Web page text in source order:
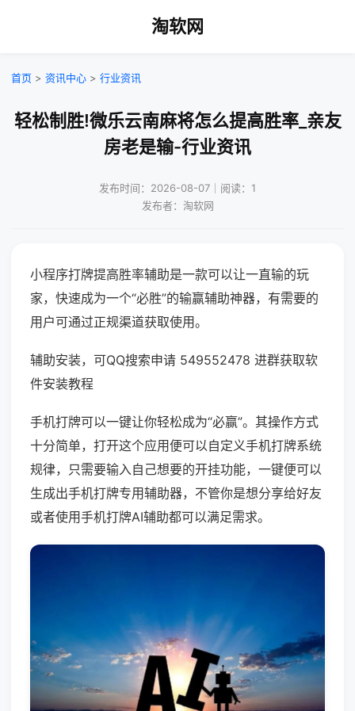
淘软网
首页 > 资讯中心 > 行业资讯
轻松制胜!微乐云南麻将怎么提高胜率_亲友
房老是输-行业资讯
发布时间：2026-08-07｜阅读：1
发布者：淘软网
小程序打牌提高胜率辅助是一款可以让一直输的玩
家，快速成为一个“必胜”的输赢辅助神器，有需要的
用户可通过正规渠道获取使用。
辅助安装，可QQ搜索申请 549552478 进群获取软
件安装教程
手机打牌可以一键让你轻松成为“必赢”。其操作方式
十分简单，打开这个应用便可以自定义手机打牌系统
规律，只需要输入自己想要的开挂功能，一键便可以
生成出手机打牌专用辅助器，不管你是想分享给好友
或者使用手机打牌AI辅助都可以满足需求。